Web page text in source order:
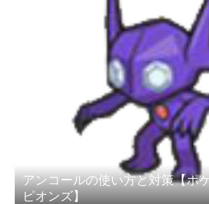
アンコールの使い方と対策【ポ
ピオンズ】